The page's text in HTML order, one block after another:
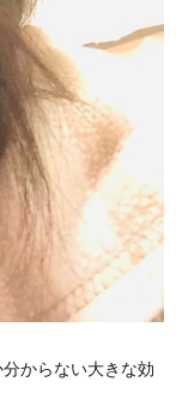
からない大きな効